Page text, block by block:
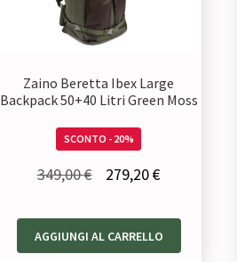
Zaino Beretta Ibex Large
Backpack 50+40 Litri Green Moss
SCONTO - 20%
349,00€
originale
era:
279,20€Il
attuale
è:
AGGIUNGI AL CARRELLO